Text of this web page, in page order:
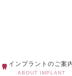
インプラントのご案
ABOUT IMPLANT